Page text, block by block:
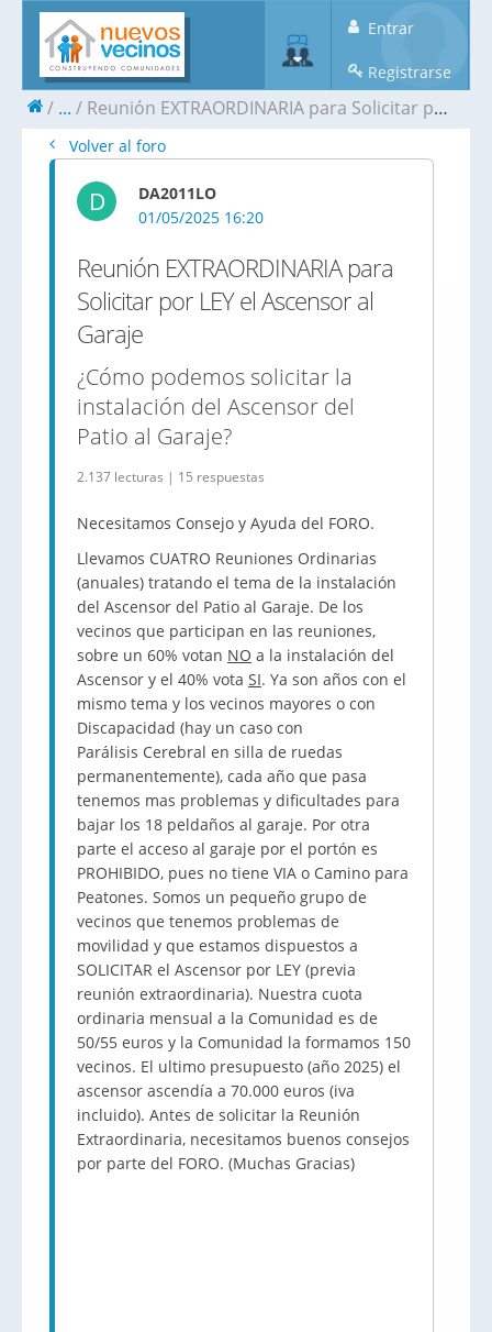
Entrar
Registrarse
... Reunión EXTRAORDINARIA para Solicitar por LEY el Ascensor al Garaje
Volver al foro
D
DA2011LO
01/05/2025 16:20
Reunión EXTRAORDINARIA para
Solicitar por LEY el Ascensor al
Garaje
¿Cómo podemos solicitar la
instalación del Ascensor del
Patio al Garaje?
2.137 lecturas | 15 respuestas
Necesitamos Consejo y Ayuda del FORO.
Llevamos CUATRO Reuniones Ordinarias
(anuales) tratando el tema de la instalación
del Ascensor del Patio al Garaje. De los
vecinos que participan en las reuniones,
sobre un 60% votan NO a la instalación del
Ascensor y el 40% vota SI. Ya son años con el
mismo tema y los vecinos mayores o con
Discapacidad (hay un caso con
Parálisis Cerebral en silla de ruedas
permanentemente), cada año que pasa
tenemos mas problemas y dificultades para
bajar los 18 peldaños al garaje. Por otra
parte el acceso al garaje por el portón es
PROHIBIDO, pues no tiene VIA o Camino para
Peatones. Somos un pequeño grupo de
vecinos que tenemos problemas de
movilidad y que estamos dispuestos a
SOLICITAR el Ascensor por LEY (previa
reunión extraordinaria). Nuestra cuota
ordinaria mensual a la Comunidad es de
50/55 euros y la Comunidad la formamos 150
vecinos. El ultimo presupuesto (año 2025) el
ascensor ascendía a 70.000 euros (iva
incluido). Antes de solicitar la Reunión
Extraordinaria, necesitamos buenos consejos
por parte del FORO. (Muchas Gracias)